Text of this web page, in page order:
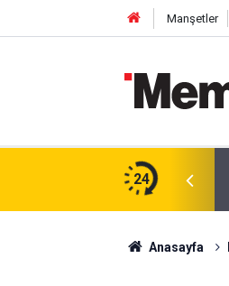
Manşetler
24
sonra nikâh masasına oturdu
Anasayfa